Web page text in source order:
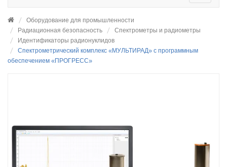
Оборудование для промышленности
Радиационная безопасность
Спектрометры и радиометры
Идентификаторы радионуклидов
Спектрометрический комплекс «МУЛЬТИРАД» с программным
обеспечением «ПРОГРЕСС»